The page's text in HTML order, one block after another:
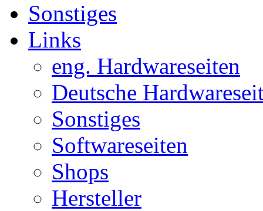
Sonstiges
Links
eng. Hardwareseiten
Deutsche
Sonstiges
Softwareseiten
Shops
Hersteller